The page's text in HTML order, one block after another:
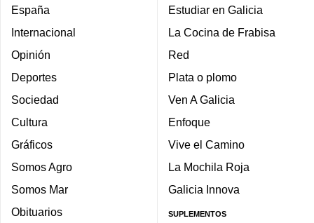
España
Internacional
Opinión
Deportes
Sociedad
Cultura
Gráficos
Somos Agro
Somos Mar
Obituarios
Estudiar en Galicia
La Cocina de Frabisa
Red
Plata o plomo
Ven A Galicia
Enfoque
Vive el Camino
La Mochila Roja
Galicia Innova
SUPLEMENTOS